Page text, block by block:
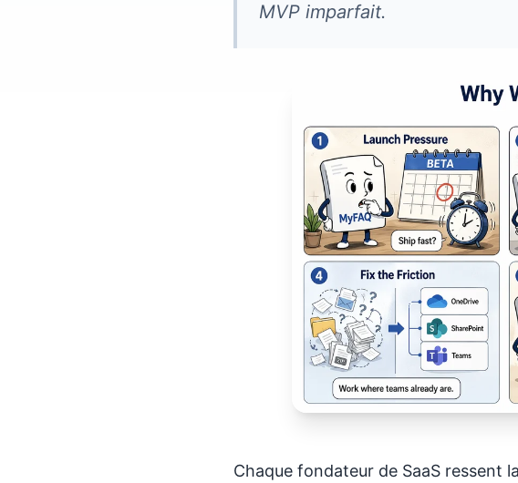
MVP imparfait.
Chaque fondateur de SaaS ressent